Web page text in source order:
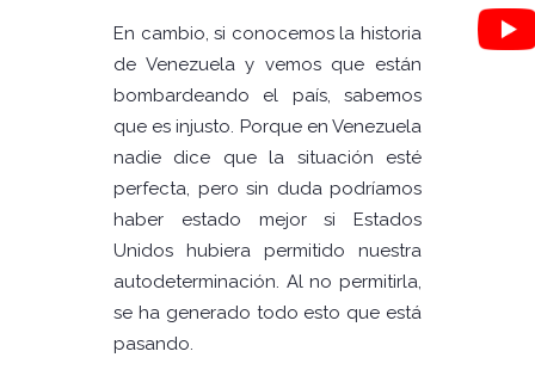
En cambio, si conocemos la historia
de Venezuela y vemos que están
bombardeando el país, sabemos
que es injusto. Porque en Venezuela
nadie dice que la situación esté
perfecta, pero sin duda podríamos
haber estado mejor si Estados
Unidos hubiera permitido nuestra
autodeterminación. Al no permitirla,
se ha generado todo esto que está
pasando.